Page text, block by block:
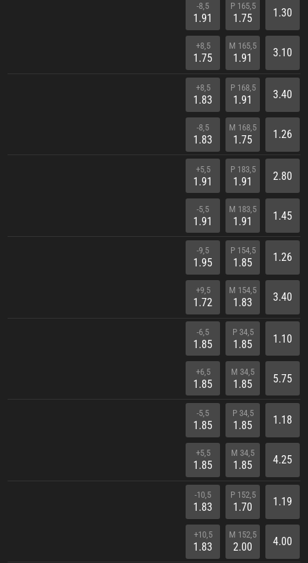
-8,5
1.91
+8,5
1.75
P 165,5
1.75
M 165,5
1.91
1.30
3.10
+8,5
1.83
-8,5
1.83
P 168,5
1.91
M 168,5
1.75
3.40
1.26
+5,5
1.91
-5,5
1.91
P 183,5
1.91
M 183,5
1.91
2.80
1.45
-9,5
1.95
+9,5
1.72
P 154,5
1.85
M 154,5
1.83
1.26
3.40
-6,5
1.85
+6,5
1.85
P 34,5
1.85
M 34,5
1.85
1.10
5.75
-5,5
1.85
+5,5
1.85
P 34,5
1.85
M 34,5
1.85
1.18
4.25
-10,5
1.83
+10,5
1.83
P 152,5
1.70
M 152,5
2.00
1.19
4.00